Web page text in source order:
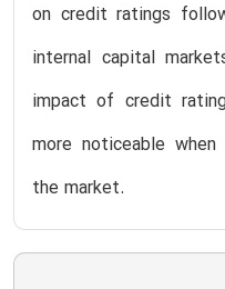
on credit ratings
internal capital
impact of credit
more noticeable
the market.